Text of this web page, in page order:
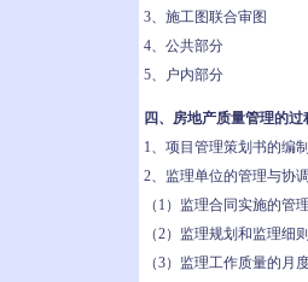
3、施工图联合审图
4、公共部分
5、户内部分
四、房地产质量管理的
1、项目管理策划书的编
2、监理单位的管理与协
（1）监理合同实施的管
（2）监理规划和监理细
（3）监理工作质量的月